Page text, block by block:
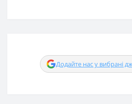
Додайте нас у вибрані